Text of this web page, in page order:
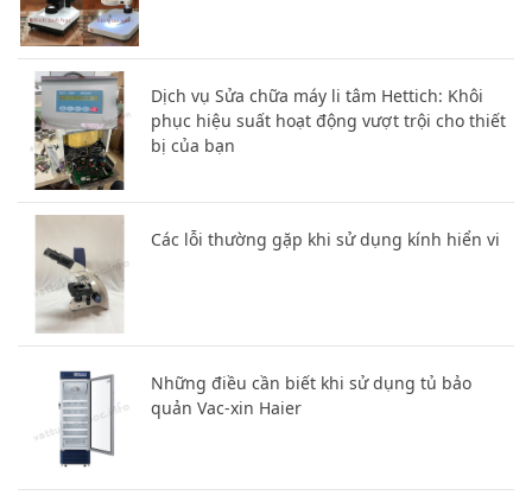
Dịch vụ Sửa chữa máy li tâm Hettich: Khôi
phục hiệu suất hoạt động vượt trội cho thiết
bị của bạn
Các lỗi thường gặp khi sử dụng kính hiển vi
Những điều cần biết khi sử dụng tủ bảo
quản Vac-xin Haier